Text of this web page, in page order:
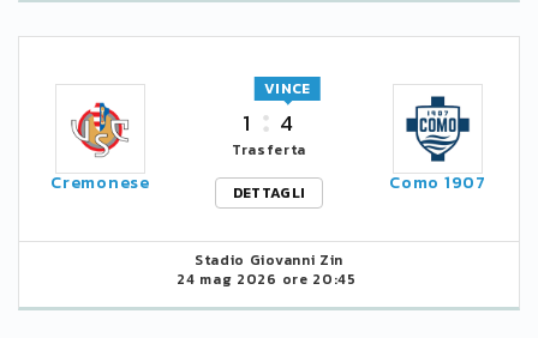
Cremonese
1 4
VINCE
Trasferta
DETTAGLI
Como 1907
Stadio Giovanni Zin
24 mag 2026 ore 20:45